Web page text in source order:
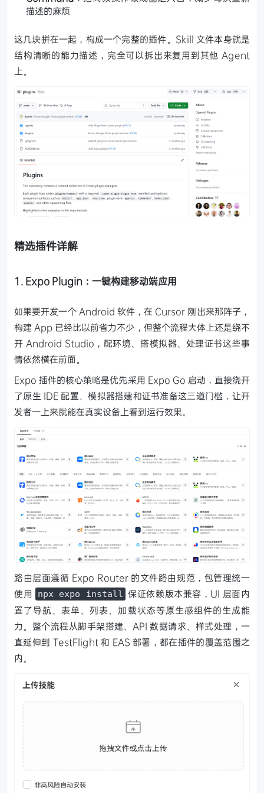
描述的麻烦
这几块拼在一起，构成一个完整的插件。Skill 文件本身就是
结构清晰的能力描述，完全可以拆出来复用到其他 Agent
上。
精选插件详解
1. Expo Plugin：一键构建移动端应用
如果要开发一个 Android 软件，在 Cursor 刚出来那阵子，
构建 App 已经比以前省力不少，但整个流程大体上还是绕不
开 Android Studio，配环境、搭模拟器、处理证书这些事
情依然横在前面。
Expo 插件的核心策略是优先采用 Expo Go 启动，直接绕开
了原生 IDE 配置、模拟器搭建和证书准备这三道门槛，让开
发者一上来就能在真实设备上看到运行效果。
路由层面遵循 Expo Router 的文件路由规范，包管理统一
使用
npx expo install 保证依赖版本兼容，UI 层面内
置了导航、表单、列表、加载状态等原生感组件的生成能
力。整个流程从脚手架搭建、API 数据请求、样式处理，一
直延伸到 TestFlight 和 EAS 部署，都在插件的覆盖范围之
内。